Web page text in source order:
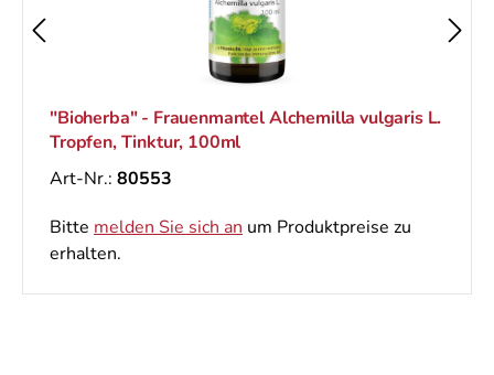
"Bioherba" - Frauenmantel Alchemilla vulgaris L.
Tropfen, Tinktur, 100ml
Art-Nr.: 80553
Bitte melden Sie sich an um Produktpreise zu
erhalten.